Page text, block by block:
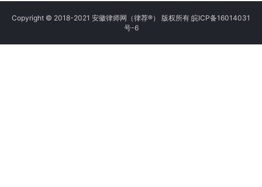
Copyright © 2018-2021 安徽律师网（律荐®） 版权所有 皖ICP备16014031
号-6